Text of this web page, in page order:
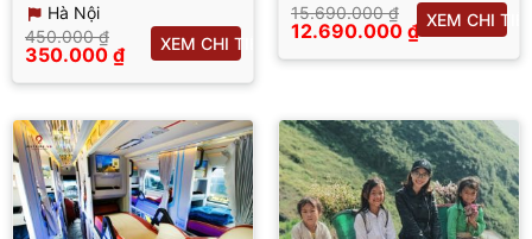
Hà Nội
450.000₫
Giá
là:
350.000 ₫
hiện
là:
350.000 ₫.
XEM CHI TIẾT
15.690.000₫
Giá
là:
12.690.000 ₫
hiện
12.690.000 ₫.
XEM CHI